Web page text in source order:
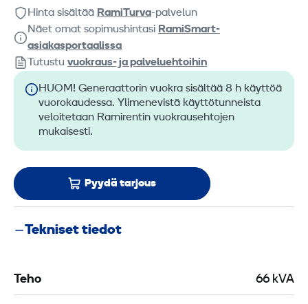
Hinta sisältää RamiTurva-palvelun
Näet omat sopimushintasi RamiSmart-
asiakasportaalissa
Tutustu vuokraus- ja palveluehtoihin
HUOM! Generaattorin vuokra sisältää 8 h käyttöä
vuorokaudessa. Ylimenevistä käyttötunneista
veloitetaan Ramirentin vuokrausehtojen
mukaisesti.
Pyydä tarjous
Tekniset tiedot
Teho 66 kVA